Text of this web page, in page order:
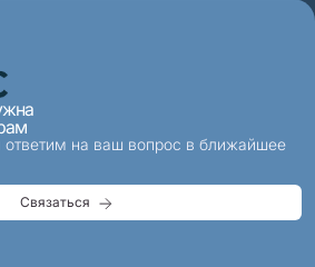
на ваш вопрос в ближайшее
Связаться